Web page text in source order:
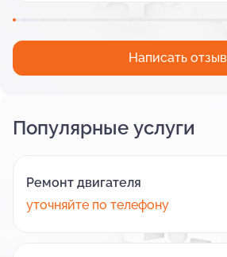
Написать отзыв
Популярные услуги
Ремонт двигателя
уточняйте по телефону